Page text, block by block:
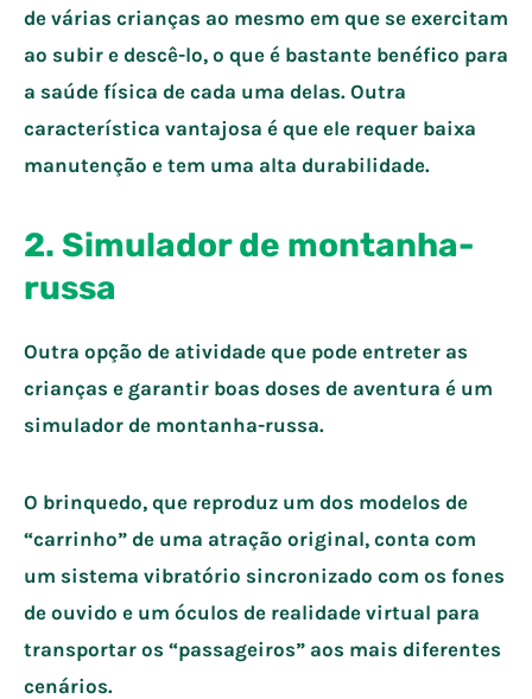
de várias crianças ao mesmo em que se exercitam
ao subir e descê-lo, o que é bastante benéfico para
a saúde física de cada uma delas. Outra
característica vantajosa é que ele requer baixa
manutenção e tem uma alta durabilidade.
2. Simulador de montanha-
russa
Outra opção de atividade que pode entreter as
crianças e garantir boas doses de aventura é um
simulador de montanha-russa.
O brinquedo, que reproduz um dos modelos de
“carrinho” de uma atração original, conta com
um sistema vibratório sincronizado com os fones
de ouvido e um óculos de realidade virtual para
transportar os “passageiros” aos mais diferentes
cenários.